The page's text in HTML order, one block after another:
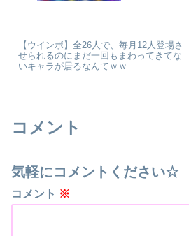
【ウインボ】全26人で、毎月12人登場さ
せられるのにまだ一回もまわってきてな
いキャラが居るなんてｗｗ
コメント
気軽にコメントください☆
コメント ※